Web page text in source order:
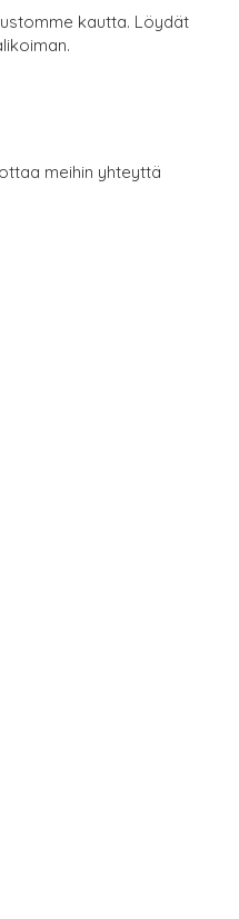
kautta. Löydät
meihin yhteyttä